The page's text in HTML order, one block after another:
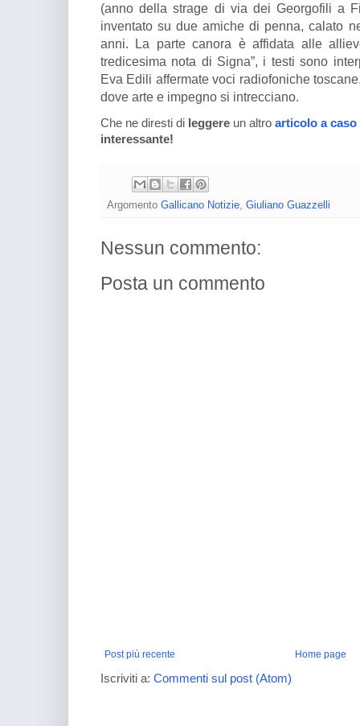
(anno della strage di via dei Georgofili a
inventato su due amiche di penna, calato
anni. La parte canora è affidata alle
tredicesima nota di Signa”, i testi sono
Eva Edili affermate voci radiofoniche
dove arte e impegno si intrecciano.
Che ne diresti di leggere un altro articolo a caso
interessante!
Argomento Gallicano Notizie Giuliano Guazzelli
Nessun commento:
Posta un commento
Post più recente Home page
Iscriviti a: Commenti sul post (Atom)